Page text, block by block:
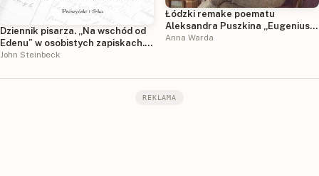
Dziennik pisarza. „Na wschód od
Edenu” w osobistych zapiskach.
Duże Litery
John Steinbeck
Łódzki remake poematu
Aleksandra Puszkina „Eugeniusz
Oniegin”
Anna Warda
REKLAMA